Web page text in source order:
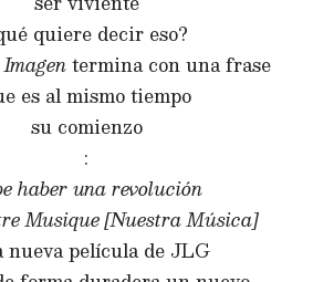
quiere decir eso?
termina con una frase
es al mismo tiempo
su comienzo
:
haber una revolución
Musique [Nuestra Música]
nueva película de JLG